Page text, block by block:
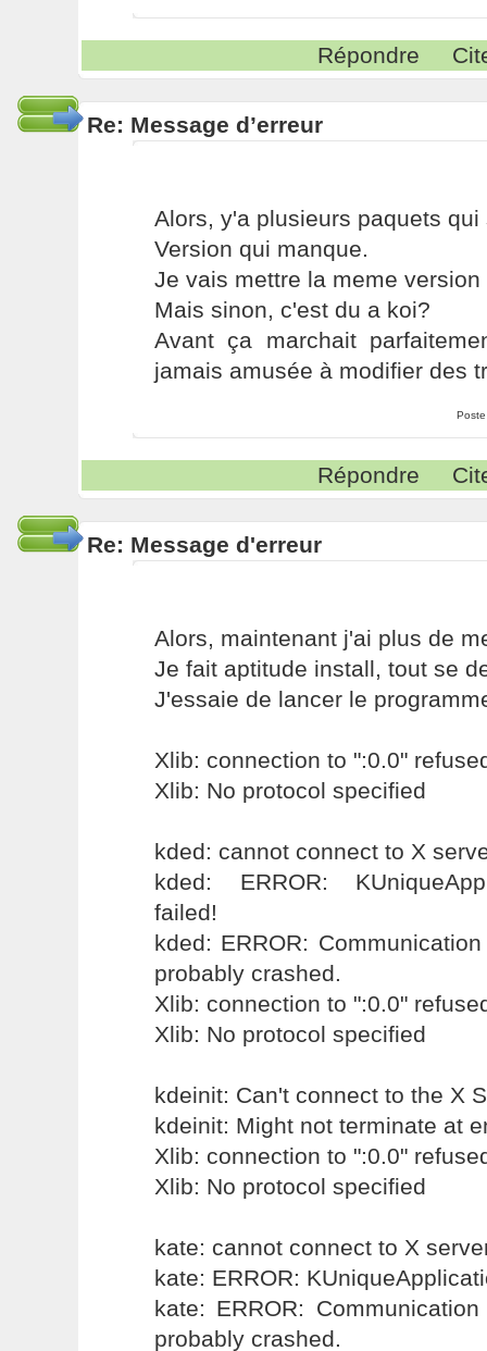
Répondre
Re: Message d’erreur
Alors, y'a plusieurs paquets
Version qui manque.
Je vais mettre la meme
Mais sinon, c'est du a koi?
Avant ça marchait
jamais amusée à modifier des
Répondre
Re: Message d'erreur
Alors, maintenant j'ai plus de
Je fait aptitude install, tout se
J'essaie de lancer le
Xlib: connection to ":0.0"
Xlib: No protocol specified
kded: cannot connect to X
kded: ERROR:
failed!
kded: ERROR:
probably crashed.
Xlib: connection to ":0.0"
Xlib: No protocol specified
kdeinit: Can't connect to the X
kdeinit: Might not terminate at
Xlib: connection to ":0.0"
Xlib: No protocol specified
kate: cannot connect to X
kate: ERROR:
kate: ERROR:
probably crashed.